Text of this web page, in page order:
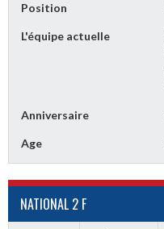
Position
L'équipe actuelle
Anniversaire
Age
NATIONAL 2 F